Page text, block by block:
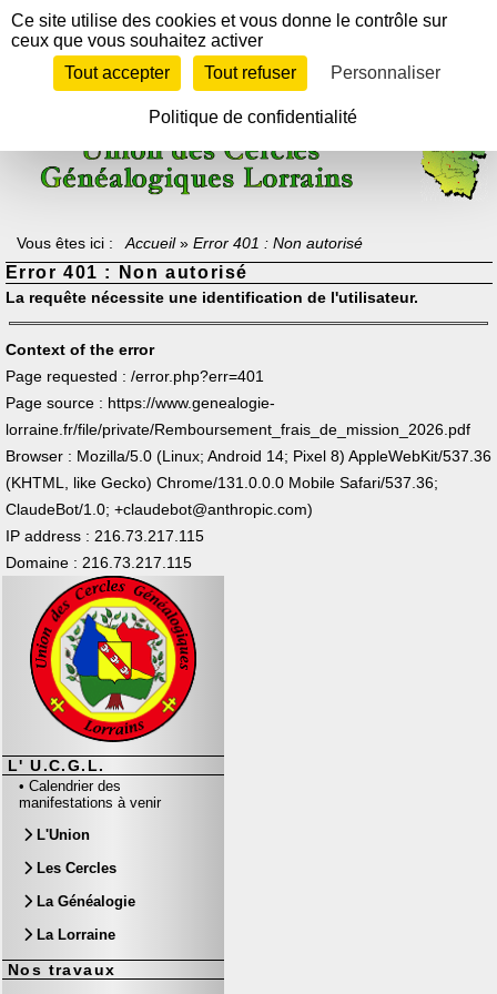
L' U.C.G.L.
• Calendrier des
manifestations à venir
L'Union
Les Cercles
La Généalogie
La Lorraine
Nos travaux
Texte à méditer :
"Celui qui ne sait pas d'où il vient ne peut savoir où il
va, car il ne sait pas où il est.
En ce sens, le passé est la rampe de lancement vers l'avenir".
Archiduc Otto de Lorraine-Habsbourg
Vous êtes ici : Accueil» Error 401 : Non autorisé
Error 401 : Non autorisé
La requête nécessite une identification de l'utilisateur.
Context of the error
Page requested : /error.php?err=401
Page source : https://www.genealogie-
lorraine.fr/file/private/Remboursement_frais_de_mission_2026.pdf
Browser : Mozilla/5.0 (Linux; Android 14; Pixel 8) AppleWebKit/537.36
(KHTML, like Gecko) Chrome/131.0.0.0 Mobile Safari/537.36;
ClaudeBot/1.0; +claudebot@anthropic.com)
IP address : 216.73.217.115
Domaine : 216.73.217.115
Ce site utilise des cookies et vous donne le contrôle sur
ceux que vous souhaitez activer
Tout accepter
Tout refuser Personnaliser
Politique de confidentialité